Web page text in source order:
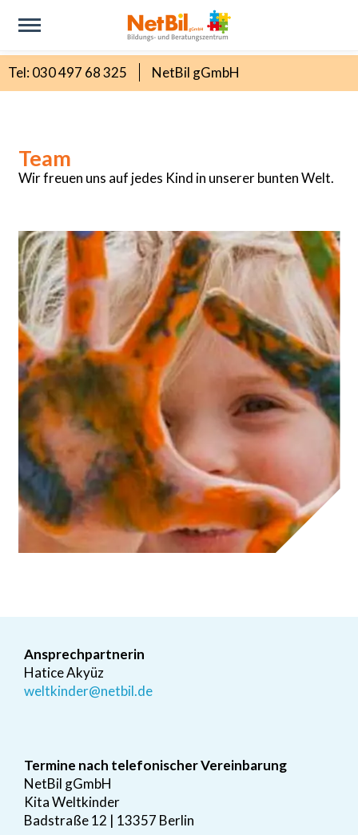
Tel: 030 497 68 325 NetBil gGmbH
Team
Wir freuen uns auf jedes Kind in unserer bunten Welt.
Ansprechpartnerin
Hatice Akyüz
weltkinder@netbil.de
Termine nach telefonischer Vereinbarung
NetBil gGmbH
Kita Weltkinder
Badstraße 12 | 13357 Berlin